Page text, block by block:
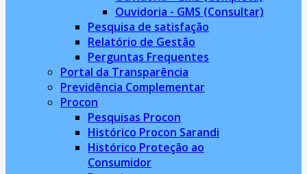
Ouvidoria - GMS (Consultar)
Pesquisa de satisfação
Relatório de Gestão
Perguntas Frequentes
Portal da Transparência
Previdência Complementar
Procon
Pesquisas Procon
Histórico Procon Sarandi
Histórico Proteção ao
Consumidor